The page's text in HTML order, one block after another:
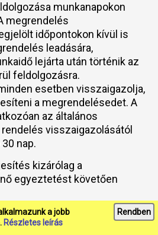
a jobb
Részletes leírás
Rendben
munkanapokon
megrendelés
időpontokon kívül is
leadására,
lejárta után történik az
feldolgozásra.
esetben visszaigazolja,
a megrendelésedet. A
az általános
visszaigazolásától
nap.
kizárólag a
egyeztetést követően